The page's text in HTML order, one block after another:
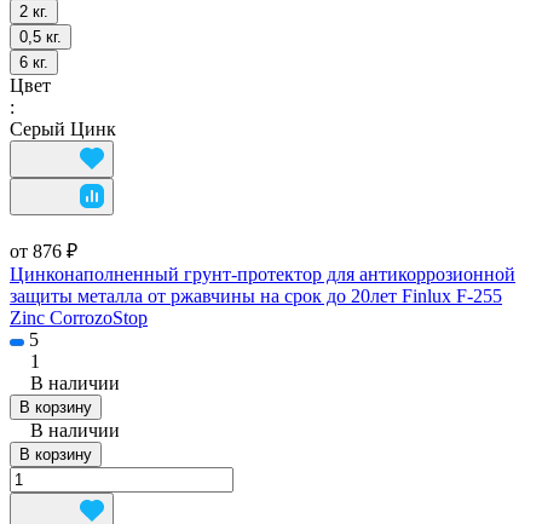
2 кг.
0,5 кг.
6 кг.
Цвет
:
Серый Цинк
от 876 ₽
Цинконаполненный грунт-протектор для антикоррозионной
защиты металла от ржавчины на срок до 20лет Finlux F-255
Zinc CorrozoStop
5
1
В наличии
В корзину
В наличии
В корзину